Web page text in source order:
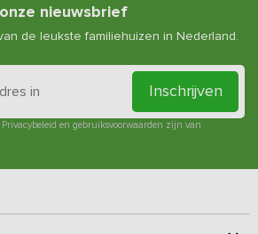
nieuwsbrief
de leukste familiehuizen in Nederland.
Inschrijven
Privacybeleid en gebruiksvoorwaarden zijn van